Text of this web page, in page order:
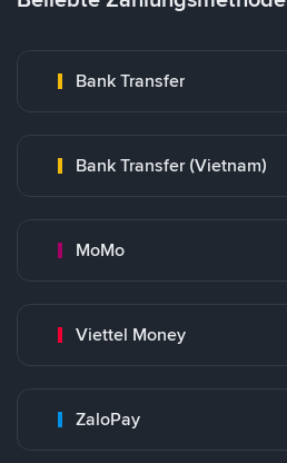
Bank Transfer
Bank Transfer (Vietnam)
MoMo
Viettel Money
ZaloPay